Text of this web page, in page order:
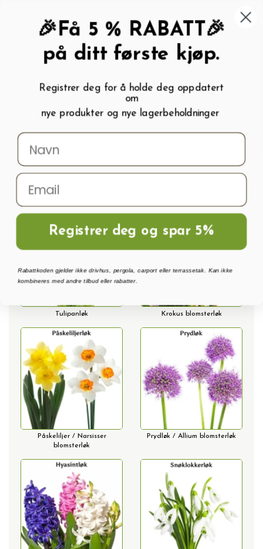
My wishlist ( 0
Menu Søk Logg inn Handlevogn
Hjem
Blomsterløk
Tulipanløk Krokus blomsterløk
Påskeliljer / Narsisser
blomsterløk
Prydløk / Allium blomsterløk
🎉Få 5 % RABATT🎉
på ditt første kjøp.
Registrer deg for å holde deg oppdatert
om
nye produkter og nye lagerbeholdninger
Registrer deg og spar 5%
Rabattkoden gjelder ikke drivhus, pergola, carport eller terrassetak. Kan ikke
kombineres med andre tilbud eller rabatter.